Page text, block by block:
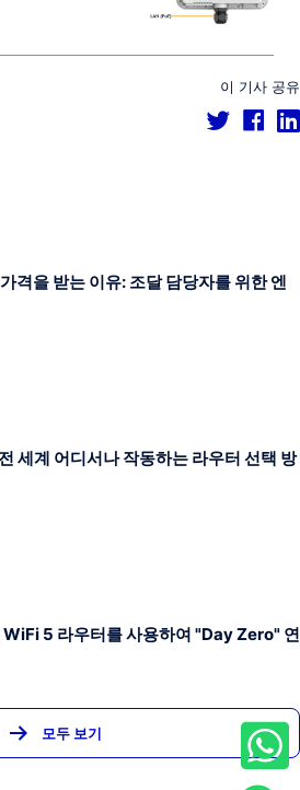
이 기사 공유
격을 받는 이유: 조달 담당자를 위한 엔
세계 어디서나 작동하는 라우터 선택 방
WiFi 5 라우터를 사용하여 "Day Zero" 연
모두 보기